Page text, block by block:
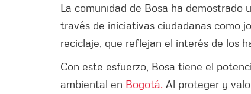
La comunidad de Bosa ha
través de iniciativas ciudadanas como
reciclaje, que reflejan el interés de los
Con este esfuerzo, Bosa tiene el
ambiental en Bogotá. Al proteger y